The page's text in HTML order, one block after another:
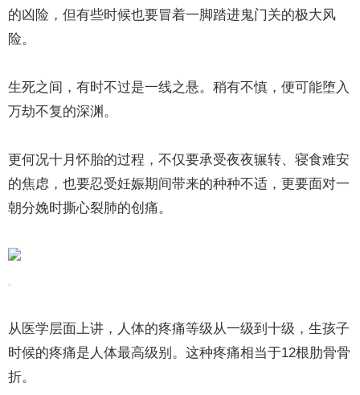
的凶险，但有些时候也要冒着一脚踏进鬼门关的极大风
险。
生死之间，有时不过是一线之悬。稍有不慎，便可能堕入
万劫不复的深渊。
更何况十月怀胎的过程，不仅要承受夜夜辗转、寝食难安
的焦虑，也要忍受妊娠期间带来的种种不适，更要面对一
朝分娩时撕心裂肺的创痛。
从医学层面上讲，人体的疼痛等级从一级到十级，生孩子
时候的疼痛是人体最高级别。这种疼痛相当于12根肋骨骨
折。